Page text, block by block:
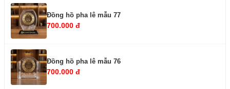
Đồng hồ pha lê mẫu 77
700.000 đ
Đồng hồ pha lê mẫu 76
700.000 đ